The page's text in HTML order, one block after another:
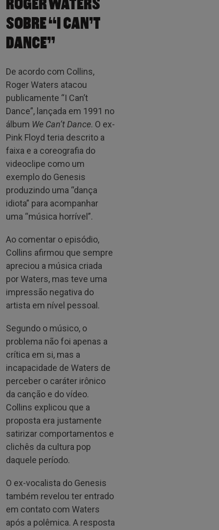
ROGER WATERS
SOBRE “I CAN’T
DANCE”
De acordo com Collins,
Roger Waters atacou
publicamente “I Can’t
Dance”, lançada em 1991 no
álbum We Can’t Dance. O ex-
Pink Floyd teria descrito a
faixa e a coreografia do
videoclipe como um
exemplo do Genesis
produzindo uma “dança
idiota” para acompanhar
uma “música horrível”.
Ao comentar o episódio,
Collins afirmou que sempre
apreciou a música criada
por Waters, mas teve uma
impressão negativa do
artista em nível pessoal.
Segundo o músico, o
problema não foi apenas a
crítica em si, mas a
incapacidade de Waters de
perceber o caráter irônico
da canção e do vídeo.
Collins explicou que a
proposta era justamente
satirizar comportamentos e
clichês da cultura pop
daquele período.
O ex-vocalista do Genesis
também revelou ter entrado
em contato com Waters
após a polêmica. A resposta